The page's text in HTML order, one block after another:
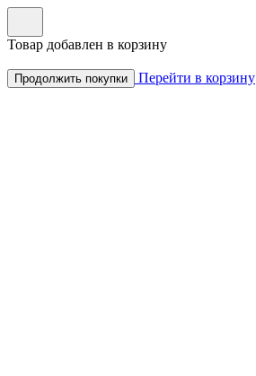
Товар добавлен в корзину
Продолжить покупки Перейти в корзину